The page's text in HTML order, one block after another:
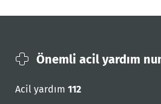
Önemli acil yardım
Acil yardım 112